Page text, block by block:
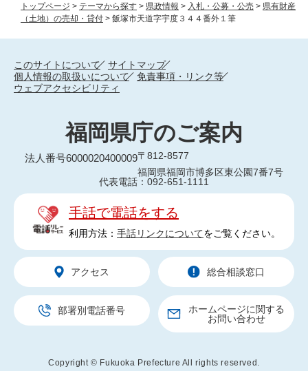
トップページ > テーマから探す > 県政情報 > 入札・公募・公売 > 県有財産
（土地）の売却・貸付 > 飯塚市天道字宇度３４４番外１筆
このサイトについて
サイトマップ
個人情報の取扱いについて
免責事項・リンク等
ウェブアクセシビリティ
福岡県庁のご案内
法人番号6000020400009〒812-8577
福岡県福岡市博多区東公園7番7号
代表電話：092-651-1111
手話で電話をする
利用方法： 手話リンクについてをご覧ください。
アクセス 総合相談窓口
部署別電話番号
ホームページに関する
お問い合わせ
Copyright © Fukuoka Prefecture All rights reserved.